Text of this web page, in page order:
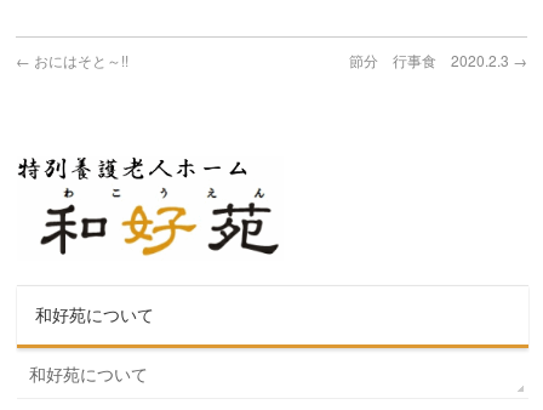
← おにはそと～!! 節分 行事食 2020.2.3 →
和好苑について
和好苑について